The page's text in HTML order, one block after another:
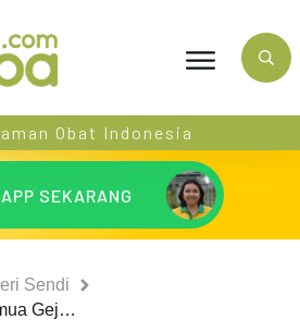
Obat Indonesia
SEKARANG
Sendi
Persendian Sakit Semua Gejala Apa?